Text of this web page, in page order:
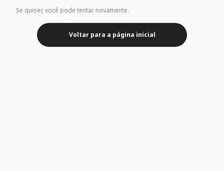
Se quiser, você pode tentar novamente.
Voltar para a página inicial